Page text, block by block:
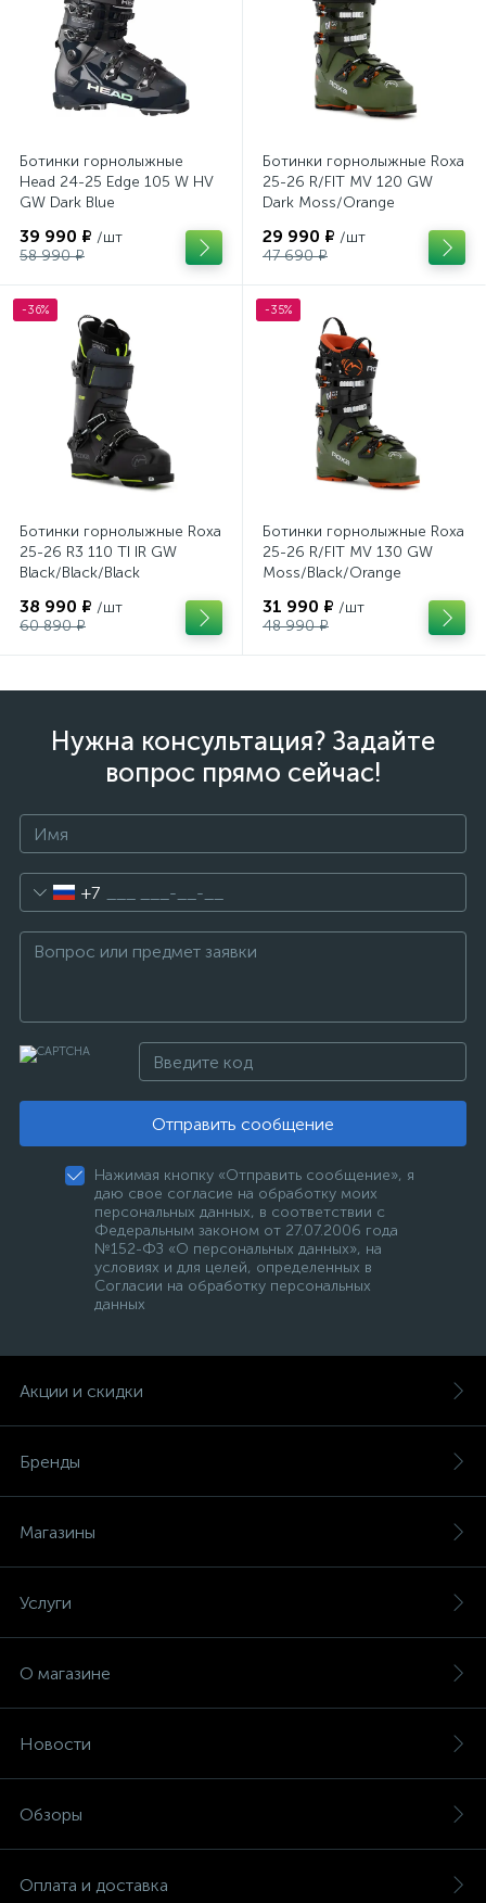
Ботинки горнолыжные
Head 24-25 Edge 105 W HV
GW Dark Blue
39 990 ₽ /шт
58 990 ₽
Ботинки горнолыжные Roxa
25-26 R/FIT MV 120 GW
Dark Moss/Orange
29 990 ₽ /шт
47 690 ₽
-36%
Ботинки горнолыжные Roxa
25-26 R3 110 TI IR GW
Black/Black/Black
38 990 ₽ /шт
60 890 ₽
-35%
Ботинки горнолыжные Roxa
25-26 R/FIT MV 130 GW
Moss/Black/Orange
31 990 ₽ /шт
48 990 ₽
Нужна консультация? Задайте
вопрос прямо сейчас!
+7
Отправить сообщение
Нажимая кнопку «Отправить сообщение», я
даю свое согласие на обработку моих
персональных данных, в соответствии с
Федеральным законом от 27.07.2006 года
№152-ФЗ «О персональных данных», на
условиях и для целей, определенных в
Согласии на обработку персональных
данных
Акции и скидки
Бренды
Магазины
Услуги
О магазине
Новости
Обзоры
Оплата и доставка